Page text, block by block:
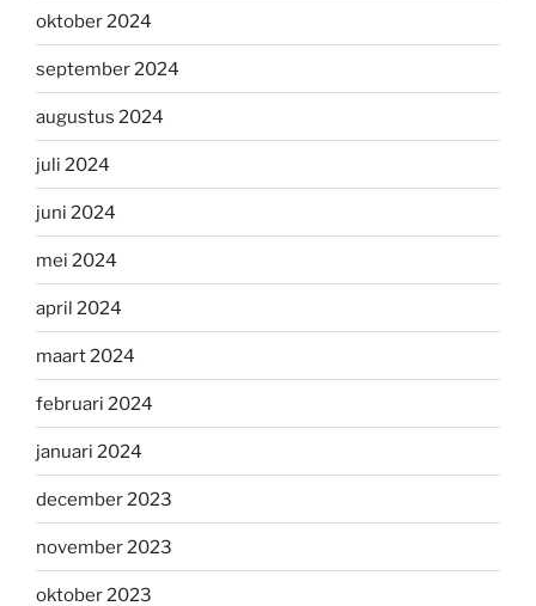
oktober 2024
september 2024
augustus 2024
juli 2024
juni 2024
mei 2024
april 2024
maart 2024
februari 2024
januari 2024
december 2023
november 2023
oktober 2023